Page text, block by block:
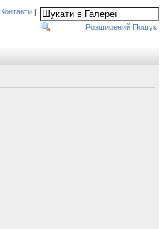
Контакти |
Розширений Пошук